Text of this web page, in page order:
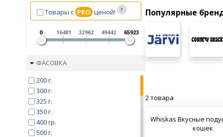
Товары с PRO ценой!
0 16481 32962 49442 65923
ФАСОВКА
200 г.
300 г.
325 г.
350 г.
400 гр.
500 г.
Популярные
2 товара
Whiskas Вкусные
кошек